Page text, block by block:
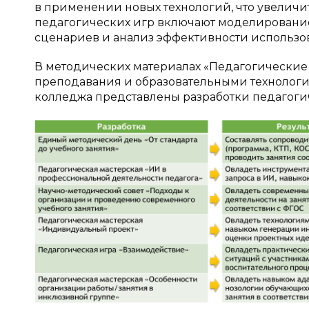
в применении новых технологий, что
педагогических игр включают
сценариев и анализ эффективности
В методических материалах
преподавания и образовательными
колледжа представлены разработки